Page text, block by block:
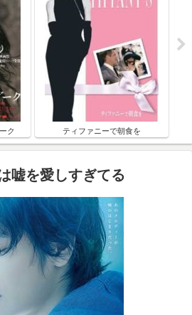
ク ティファニーで朝食を
嘘を愛しすぎてる